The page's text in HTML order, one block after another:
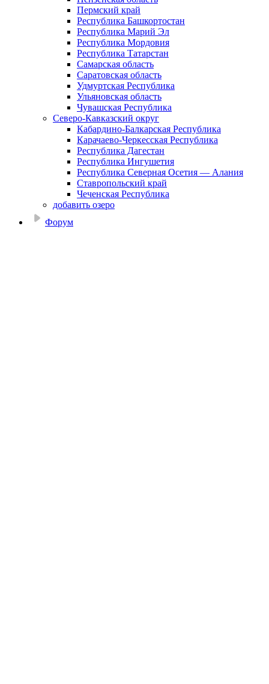
Пермский край
Республика Башкортостан
Республика Марий Эл
Республика Мордовия
Республика Татарстан
Самарская область
Саратовская область
Удмуртская Республика
Ульяновская область
Чувашская Республика
Северо-Кавказский округ
Кабардино-Балкарская Республика
Карачаево-Черкесская Республика
Республика Дагестан
Республика Ингушетия
Республика Северная Осетия — Алания
Ставропольский край
Чеченская Республика
добавить озеро
Форум